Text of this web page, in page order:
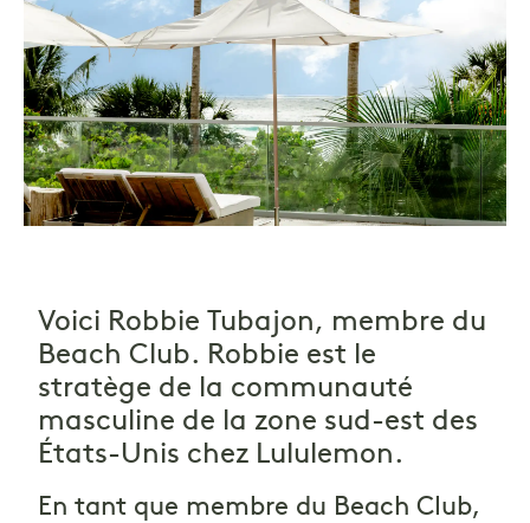
Voici Robbie Tubajon, membre du
Beach Club. Robbie est le
stratège de la communauté
masculine de la zone sud-est des
États-Unis chez Lululemon.
En tant que membre du Beach Club,